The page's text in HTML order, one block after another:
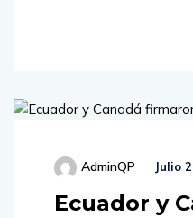
AdminQP Julio
Ecuador y